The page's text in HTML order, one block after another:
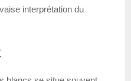
interprétation du